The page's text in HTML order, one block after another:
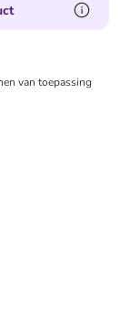
van toepassing